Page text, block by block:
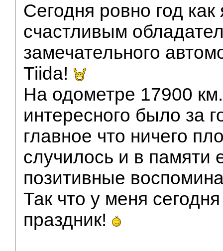
Сегодня ровно год как
счастливым
замечательного
Tiida!
На одометре 17900
интересного было за
главное что ничего
случилось и в памяти
позитивные
Так что у меня
праздник!
Помощники